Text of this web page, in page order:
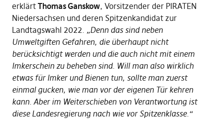
erklärt Thomas Ganskow, Vorsitzender der PIRATEN
Niedersachsen und deren Spitzenkandidat zur
Landtagswahl 2022. „Denn das sind neben
Umweltgiften Gefahren, die überhaupt nicht
berücksichtigt werden und die auch nicht mit einem
Imkerschein zu beheben sind. Will man also wirklich
etwas für Imker und Bienen tun, sollte man zuerst
einmal gucken, wie man vor der eigenen Tür kehren
kann. Aber im Weiterschieben von Verantwortung ist
diese Landesregierung nach wie vor Spitzenklasse.“